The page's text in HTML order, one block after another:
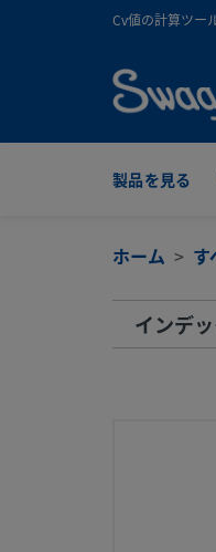
text.skipToContent
text.skipToNavigation
Cv値の計算ツー
製品を見る
ホーム す
インデッ